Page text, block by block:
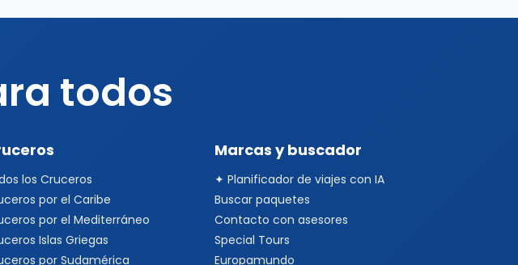
todos
los Cruceros
por el Caribe
por el Mediterráneo
Islas Griegas
por Sudamérica
Marcas y buscador
✦ Planificador de viajes con IA
Buscar paquetes
Contacto con asesores
Special Tours
Europamundo